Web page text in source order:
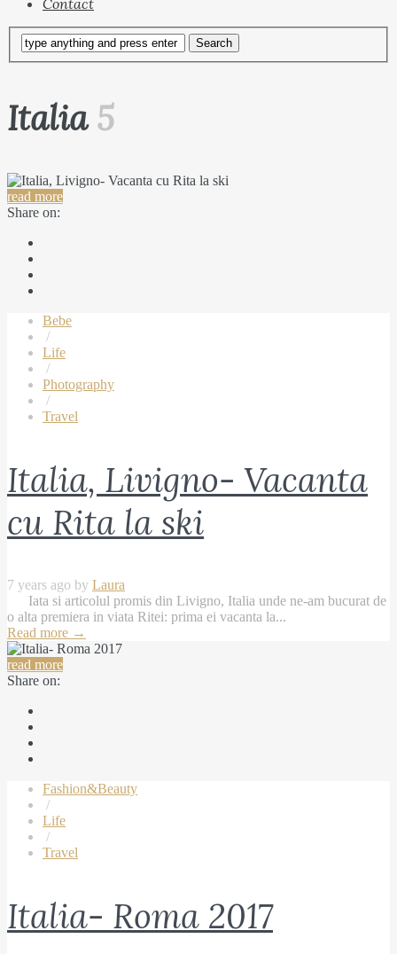
Contact
Italia5
read more
Share on:
Bebe
/
Life
/
Photography
/
Travel
Italia, Livigno- Vacanta
cu Rita la ski
7 years ago by Laura
Iata si articolul promis din Livigno, Italia unde ne-am bucurat de
o alta premiera in viata Ritei: prima ei vacanta la...
Read more →
read more
Share on:
Fashion&Beauty
/
Life
/
Travel
Italia- Roma 2017